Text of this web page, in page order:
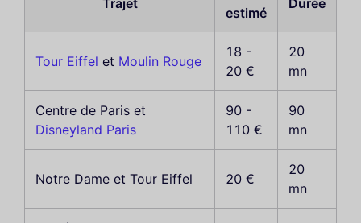
estimé
Tour Eiffel et Moulin Rouge
18 -
20 €
20
mn
Centre de Paris et
Disneyland Paris
90 -
110 €
90
mn
Notre Dame et Tour Eiffel 20 €
20
mn